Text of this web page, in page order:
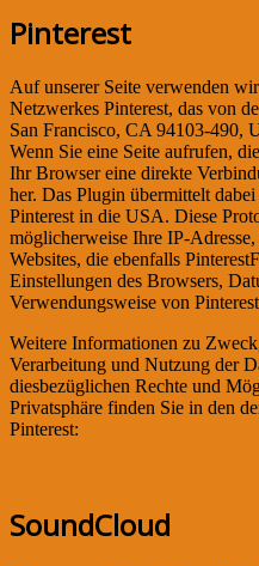
Pinterest
Auf unserer Seite verwenden
Netzwerkes Pinterest, das von
San Francisco, CA 94103-490,
Wenn Sie eine Seite aufrufen,
Ihr Browser eine direkte
her. Das Plugin übermittelt
Pinterest in die USA. Diese
möglicherweise Ihre IP-Adresse,
Websites, die ebenfalls
Einstellungen des Browsers,
Verwendungsweise von
Weitere Informationen zu
Verarbeitung und Nutzung der
diesbezüglichen Rechte und
Privatsphäre finden Sie in den
Pinterest:
SoundCloud